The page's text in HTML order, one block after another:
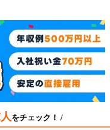
をチェック！ /